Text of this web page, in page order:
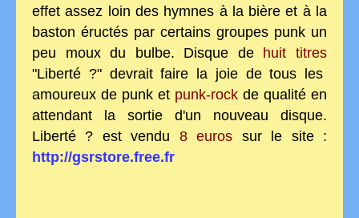
effet assez loin des hymnes à la bière et à la
baston éructés par certains groupes punk un
peu moux du bulbe. Disque de huit titres
"Liberté ?" devrait faire la joie de tous les
amoureux de punk et punk-rock de qualité en
attendant la sortie d'un nouveau disque.
Liberté ? est vendu 8 euros sur le site :
http://gsrstore.free.fr